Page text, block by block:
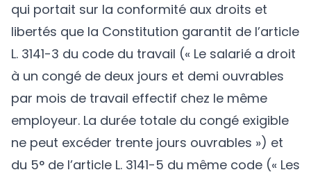
qui portait sur la conformité aux droits et
libertés que la Constitution garantit de l’article
L. 3141-3 du code du travail (« Le salarié a droit
à un congé de deux jours et demi ouvrables
par mois de travail effectif chez le même
employeur. La durée totale du congé exigible
ne peut excéder trente jours ouvrables ») et
du 5° de l’article L. 3141-5 du même code (« Les